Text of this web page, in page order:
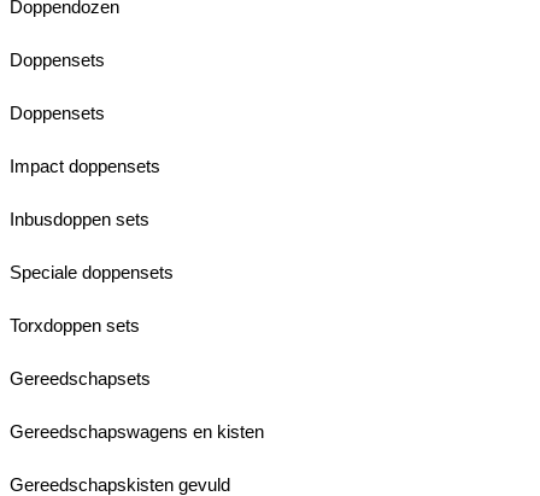
Doppendozen
Doppensets
Doppensets
Impact doppensets
Inbusdoppen sets
Speciale doppensets
Torxdoppen sets
Gereedschapsets
Gereedschapswagens en kisten
Gereedschapskisten gevuld